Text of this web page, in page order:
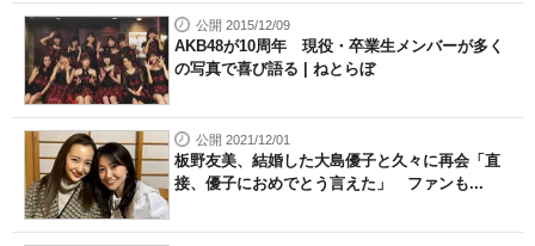
公開 2015/12/09
AKB48が10周年 現役・卒業生メンバーが多く
の写真で喜び語る | ねとらぼ
公開 2021/12/01
板野友美、結婚した大島優子と久々に再会「直
接、優子におめでとう言えた」 ファンも...